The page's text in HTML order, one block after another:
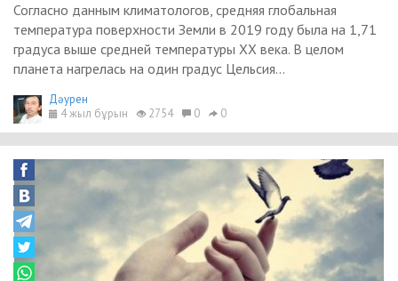
Согласно данным климатологов, средняя глобальная
температура поверхности Земли в 2019 году была на 1,71
градуса выше средней температуры XX века. В целом
планета нагрелась на один градус Цельсия...
Дәурен
4 жыл бұрын
2754 0 0